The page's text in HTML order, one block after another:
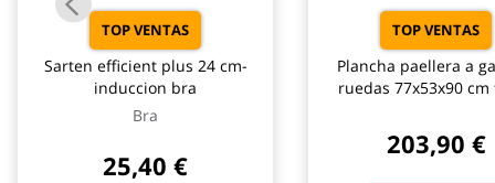
TOP VENTAS
Sarten efficient plus 24 cm-
induccion bra
Bra
25,40 €
TOP VENTAS
Plancha paellera a
ruedas 77x53x90 cm
203,90 €